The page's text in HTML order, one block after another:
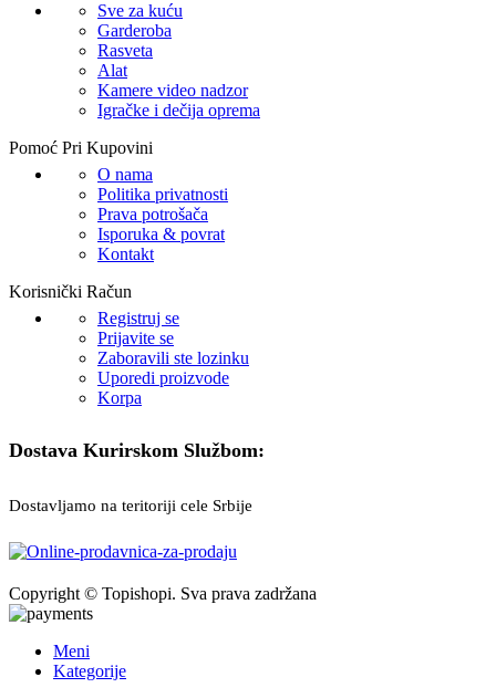
Sve za kuću
Garderoba
Rasveta
Alat
Kamere video nadzor
Igračke i dečija oprema
Pomoć Pri Kupovini
O nama
Politika privatnosti
Prava potrošača
Isporuka & povrat
Kontakt
Korisnički Račun
Registruj se
Prijavite se
Zaboravili ste lozinku
Uporedi proizvode
Korpa
Dostava Kurirskom Službom:
Dostavljamo na teritoriji cele Srbije
Copyright © Topishopi. Sva prava zadržana
Meni
Kategorije